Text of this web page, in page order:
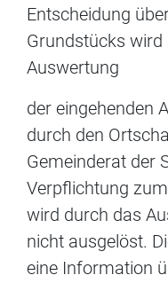
Entscheidung
Grundstücks
Auswertung
der eingehenden
durch den
Gemeinderat der
Verpflichtung
wird durch das
nicht ausgelöst.
eine Information